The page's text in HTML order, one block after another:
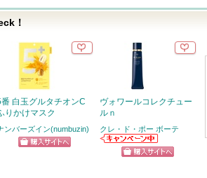
！
白玉グルタチオンC
りかけマスク
ンバーズイン(numbuzin)
ヴォワールコレクチュー
ルｎ
クレ・ド・ポー ボーテ
クレ・ド・ポー
ボーテからのお